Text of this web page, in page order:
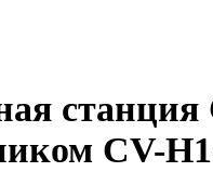
станция
CV-